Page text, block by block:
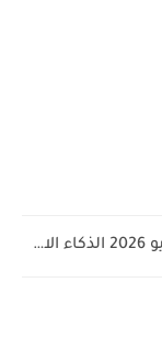
أبرز أخبار التقنية في يونيو 2026 الذكاء الاصطناعي يقود المنافسة...